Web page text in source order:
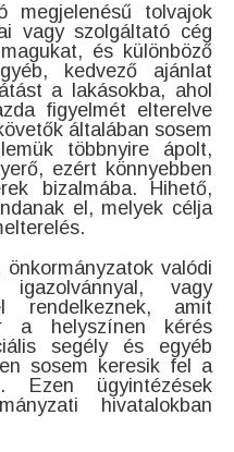
tolvajok
vagy szolgáltató cég
és különböző
kedvező ajánlat
a lakásokba, ahol
figyelmét elterelve
általában sosem
többnyire ápolt,
ezért könnyebben
bizalmába. Hihető,
el, melyek célja
valódi
igazolvánnyal, vagy
rendelkeznek, amit
a helyszínen kérés
segély és egyéb
sosem keresik fel a
Ezen ügyintézések
hivatalokban